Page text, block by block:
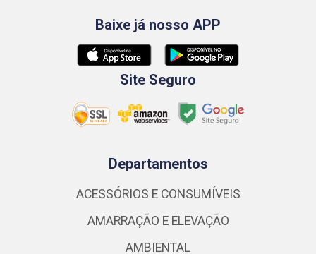
Baixe já nosso APP
Site Seguro
Departamentos
ACESSÓRIOS E CONSUMÍVEIS
AMARRAÇÃO E ELEVAÇÃO
AMBIENTAL